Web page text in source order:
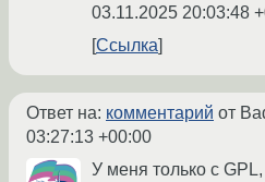
03.11.2025 20:03:48
Ссылка
Ответ на: комментарий от
03:27:13 +00:00
У меня только с